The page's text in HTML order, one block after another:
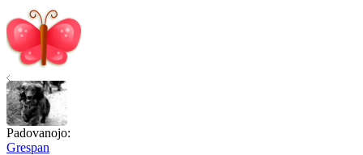
Padovanojo:
Grespan